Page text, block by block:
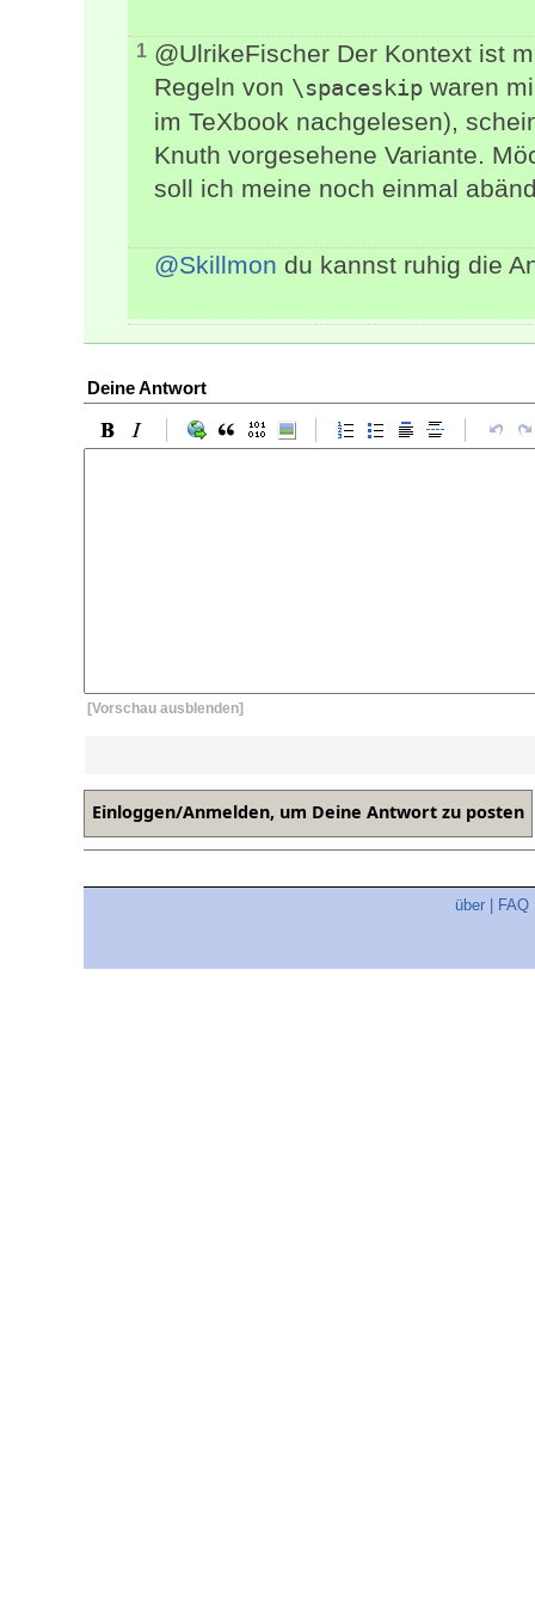
1 @UlrikeFischer Der Kontext ist
Regeln von \spaceskip waren
im TeXbook nachgelesen),
Knuth vorgesehene Variante.
soll ich meine noch einmal
@Skillmon du kannst ruhig die
Deine Antwort
[Vorschau ausblenden]
über FAQ